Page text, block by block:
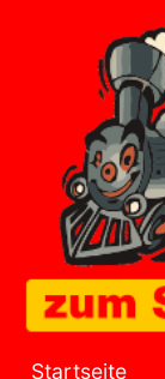
Startseite